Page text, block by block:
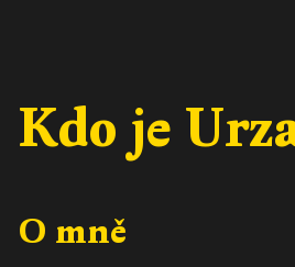
Kdo je
O mně